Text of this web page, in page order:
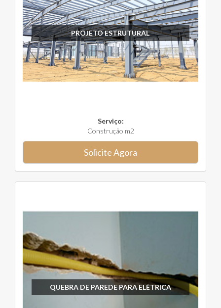
PROJETO ESTRUTURAL
Serviço:
Construção m2
Solicite Agora
QUEBRA DE PAREDE PARA ELÉTRICA